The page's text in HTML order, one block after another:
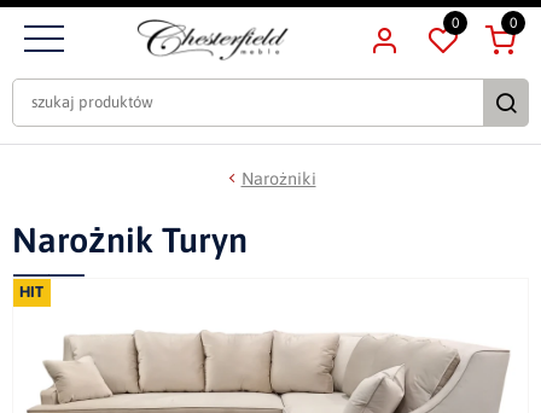
0 0
Narożniki
HIT
Narożnik Turyn